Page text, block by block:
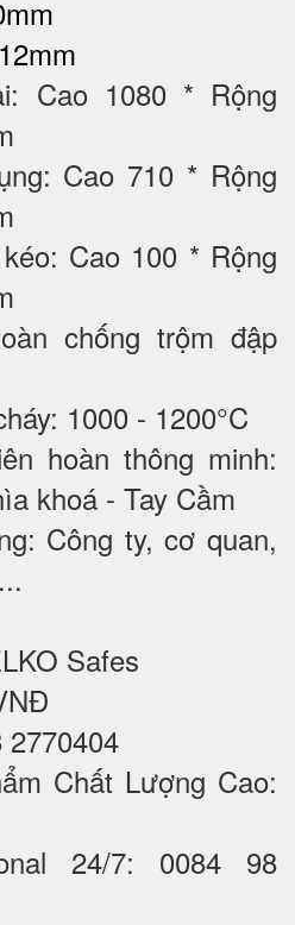
Cao 1080 * Rộng
Cao 710 * Rộng
Cao 100 * Rộng
chống trộm đập
1000 - 1200°C
hoàn thông minh:
khoá - Tay Cầm
Công ty, cơ quan,
Safes
2770404
Chất Lượng Cao:
24/7: 0084 98